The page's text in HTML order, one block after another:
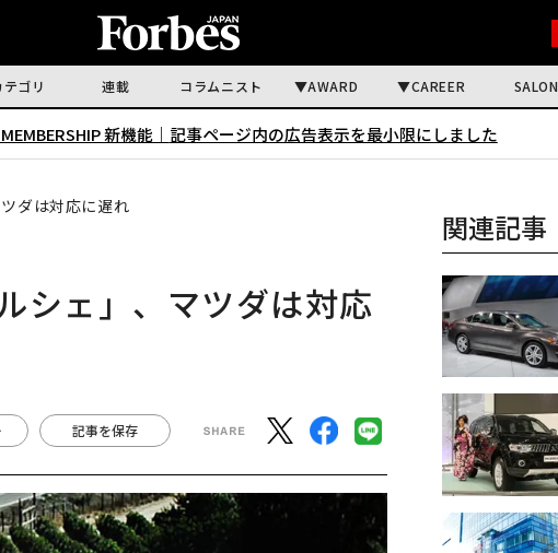
テゴリ 連載 コラムニスト AWARD CAREER SALON
新機能｜ 記事ページ内の広告表示を最小限にしました
ダは対応に遅れ
シェ」、マツダは対応
記事を保存
関連記事